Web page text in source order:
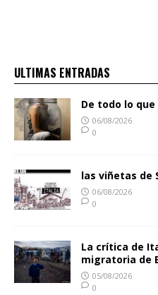
ULTIMAS ENTRADAS
De todo lo
06/08/2026
0
las viñetas de
06/08/2026
0
La crítica de
migratoria de
05/08/2026
0